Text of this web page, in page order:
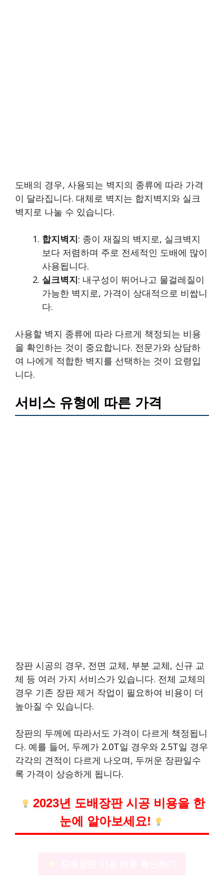
도배의 경우, 사용되는 벽지의 종류에 따라 가격
이 달라집니다. 대체로 벽지는 합지벽지와 실크
벽지로 나눌 수 있습니다.
합지벽지: 종이 재질의 벽지로, 실크벽지
보다 저렴하며 주로 전세적인 도배에 많이
사용됩니다.
실크벽지: 내구성이 뛰어나고 물걸레질이
가능한 벽지로, 가격이 상대적으로 비쌉니
다.
사용할 벽지 종류에 따라 다르게 책정되는 비용
을 확인하는 것이 중요합니다. 전문가와 상담하
여 나에게 적합한 벽지를 선택하는 것이 요령입
니다.
서비스 유형에 따른 가격
장판 시공의 경우, 전면 교체, 부분 교체, 신규 교
체 등 여러 가지 서비스가 있습니다. 전체 교체의
경우 기존 장판 제거 작업이 필요하여 비용이 더
높아질 수 있습니다.
장판의 두께에 따라서도 가격이 다르게 책정됩니
다. 예를 들어, 두께가 2.0T일 경우와 2.5T일 경우
각각의 견적이 다르게 나오며, 두꺼운 장판일수
록 가격이 상승하게 됩니다.
2023년 도배장판 시공 비용을 한
눈에 알아보세요!